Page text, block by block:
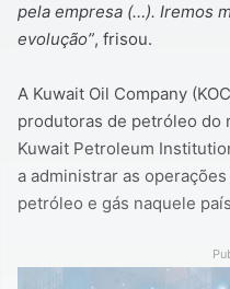
pela empresa (…). Iremos
evolução”, frisou.
A Kuwait Oil Company
produtoras de petróleo do
Kuwait Petroleum
a administrar as
petróleo e gás naquele